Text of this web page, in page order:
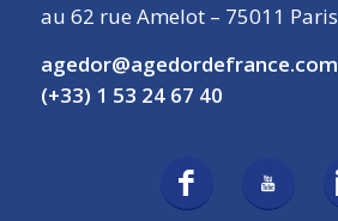
au 62 rue Amelot – 75011 Paris
agedor@agedordefrance.com
(+33) 1 53 24 67 40